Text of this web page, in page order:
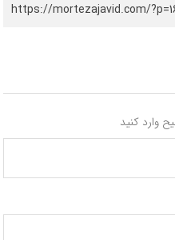
https://mortezajavid.com/
وارد کنید